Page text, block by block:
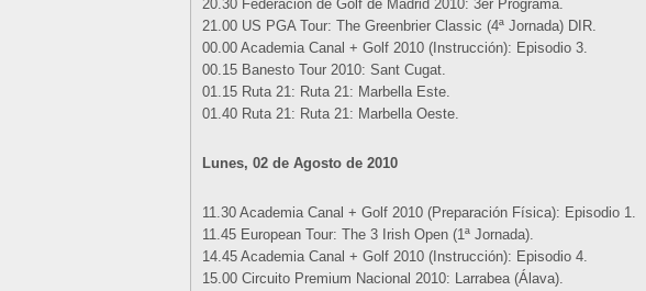
20.30 Federación de Golf de Madrid 2010: 3er Programa.
21.00 US PGA Tour: The Greenbrier Classic (4ª Jornada) DIR.
00.00 Academia Canal + Golf 2010 (Instrucción): Episodio 3.
00.15 Banesto Tour 2010: Sant Cugat.
01.15 Ruta 21: Ruta 21: Marbella Este.
01.40 Ruta 21: Ruta 21: Marbella Oeste.
Lunes, 02 de Agosto de 2010
11.30 Academia Canal + Golf 2010 (Preparación Física): Episodio 1.
11.45 European Tour: The 3 Irish Open (1ª Jornada).
14.45 Academia Canal + Golf 2010 (Instrucción): Episodio 4.
15.00 Circuito Premium Nacional 2010: Larrabea (Álava).